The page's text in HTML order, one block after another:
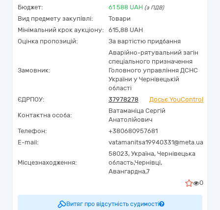
Бюджет: 61 588 UAH (з ПДВ)
Вид предмету закупівлі:
Товари
Мінімальний крок аукціону:
615,88 UAH
Оцінка пропозицій:
За вартістю придбання
Замовник:
Аварійно-рятувальний загін
спеціального призначення
Головного управління ДСНС
України у Чернівецькій
області
ЄДРПОУ:
37978278 Досьє YouControl
Контактна особа:
Ватаманіца Сергій
Анатолійович
Телефон:
+380680957681
E-mail:
vatamanitsa19940331@meta.ua
Місцезнаходження:
58023, Україна, Чернівецька
область,Чернівці,
Авангардна,7
0
Витяг про відсутність судимості